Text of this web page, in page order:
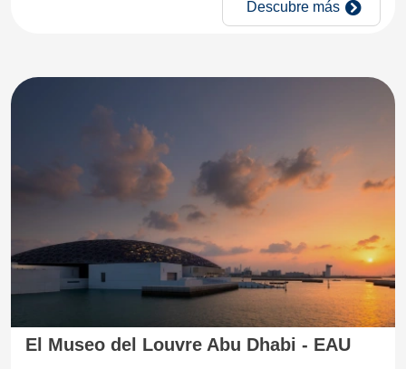
Descubre más
El Museo del Louvre Abu Dhabi - EAU